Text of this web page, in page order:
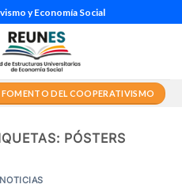
y Economía Social
FOMENTO DEL COOPERATIVISMO
PÓSTERS